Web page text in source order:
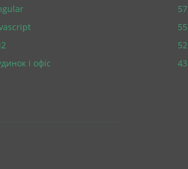
57
55
52
і офіс
43